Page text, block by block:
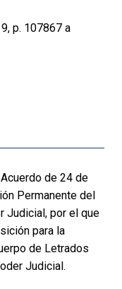
p. 107867 a
de 24 de
Permanente del
Judicial, por el que
para la
de Letrados
Judicial.